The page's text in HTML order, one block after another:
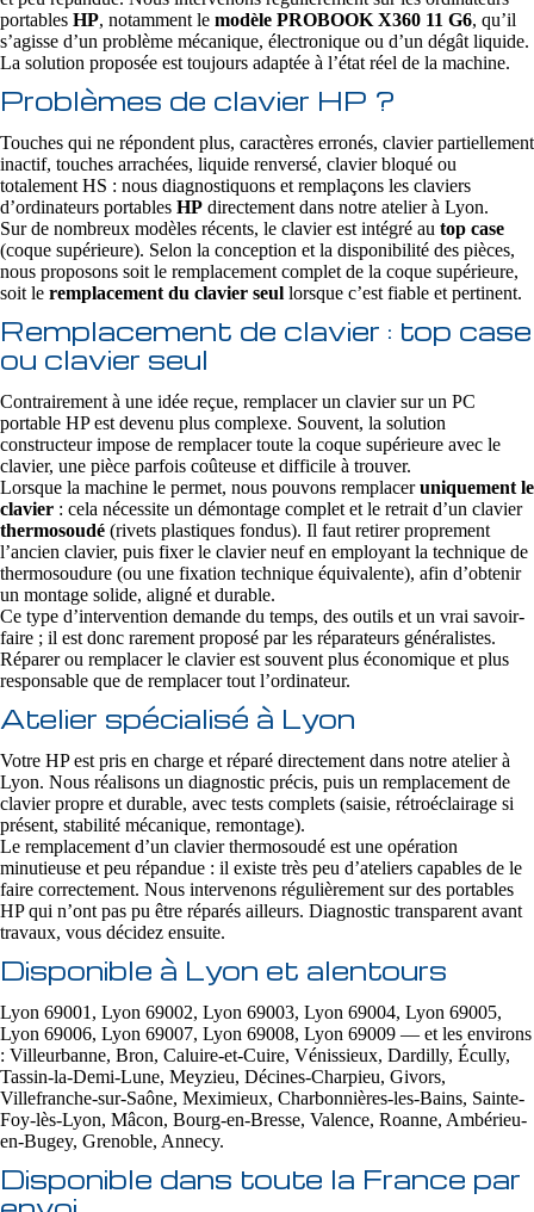
portables HP, notamment le modèle PROBOOK X360 11 G6, qu’il
s’agisse d’un problème mécanique, électronique ou d’un dégât liquide.
La solution proposée est toujours adaptée à l’état réel de la machine.
Problèmes de clavier HP ?
Touches qui ne répondent plus, caractères erronés, clavier partiellement
inactif, touches arrachées, liquide renversé, clavier bloqué ou
totalement HS : nous diagnostiquons et remplaçons les claviers
d’ordinateurs portables HP directement dans notre atelier à Lyon.
Sur de nombreux modèles récents, le clavier est intégré au top case
(coque supérieure). Selon la conception et la disponibilité des pièces,
nous proposons soit le remplacement complet de la coque supérieure,
soit le remplacement du clavier seul lorsque c’est fiable et pertinent.
Remplacement de clavier : top case
ou clavier seul
Contrairement à une idée reçue, remplacer un clavier sur un PC
portable HP est devenu plus complexe. Souvent, la solution
constructeur impose de remplacer toute la coque supérieure avec le
clavier, une pièce parfois coûteuse et difficile à trouver.
Lorsque la machine le permet, nous pouvons remplaceruniquement le
clavier : cela nécessite un démontage complet et le retrait d’un clavier
thermosoudé (rivets plastiques fondus). Il faut retirer proprement
l’ancien clavier, puis fixer le clavier neuf en employant la technique de
thermosoudure (ou une fixation technique équivalente), afin d’obtenir
un montage solide, aligné et durable.
Ce type d’intervention demande du temps, des outils et un vrai savoir-
faire ; il est donc rarement proposé par les réparateurs généralistes.
Réparer ou remplacer le clavier est souvent plus économique et plus
responsable que de remplacer tout l’ordinateur.
Atelier spécialisé à Lyon
Votre HP est pris en charge et réparé directement dans notre atelier à
Lyon. Nous réalisons un diagnostic précis, puis un remplacement de
clavier propre et durable, avec tests complets (saisie, rétroéclairage si
présent, stabilité mécanique, remontage).
Le remplacement d’un clavier thermosoudé est une opération
minutieuse et peu répandue : il existe très peu d’ateliers capables de le
faire correctement. Nous intervenons régulièrement sur des portables
HP qui n’ont pas pu être réparés ailleurs. Diagnostic transparent avant
travaux, vous décidez ensuite.
Disponible à Lyon et alentours
Lyon 69001, Lyon 69002, Lyon 69003, Lyon 69004, Lyon 69005,
Lyon 69006, Lyon 69007, Lyon 69008, Lyon 69009 — et les environs
: Villeurbanne, Bron, Caluire-et-Cuire, Vénissieux, Dardilly, Écully,
Tassin-la-Demi-Lune, Meyzieu, Décines-Charpieu, Givors,
Villefranche-sur-Saône, Meximieux, Charbonnières-les-Bains, Sainte-
Foy-lès-Lyon, Mâcon, Bourg-en-Bresse, Valence, Roanne, Ambérieu-
en-Bugey, Grenoble, Annecy.
Disponible dans toute la France par